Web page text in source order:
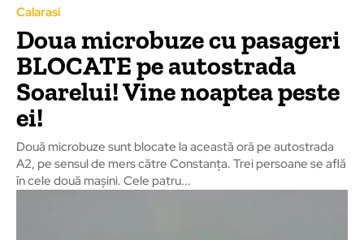
Calarasi
Doua microbuze cu pasageri
BLOCATE pe autostrada
Soarelui! Vine noaptea peste
ei!
Două microbuze sunt blocate la această oră pe autostrada
A2, pe sensul de mers către Constanța. Trei persoane se află
în cele două mașini. Cele patru...